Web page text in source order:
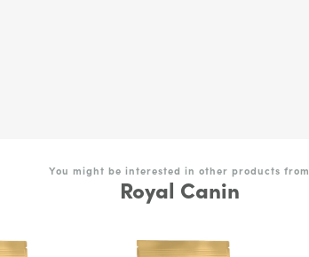
You might be interested in other products from
Royal Canin